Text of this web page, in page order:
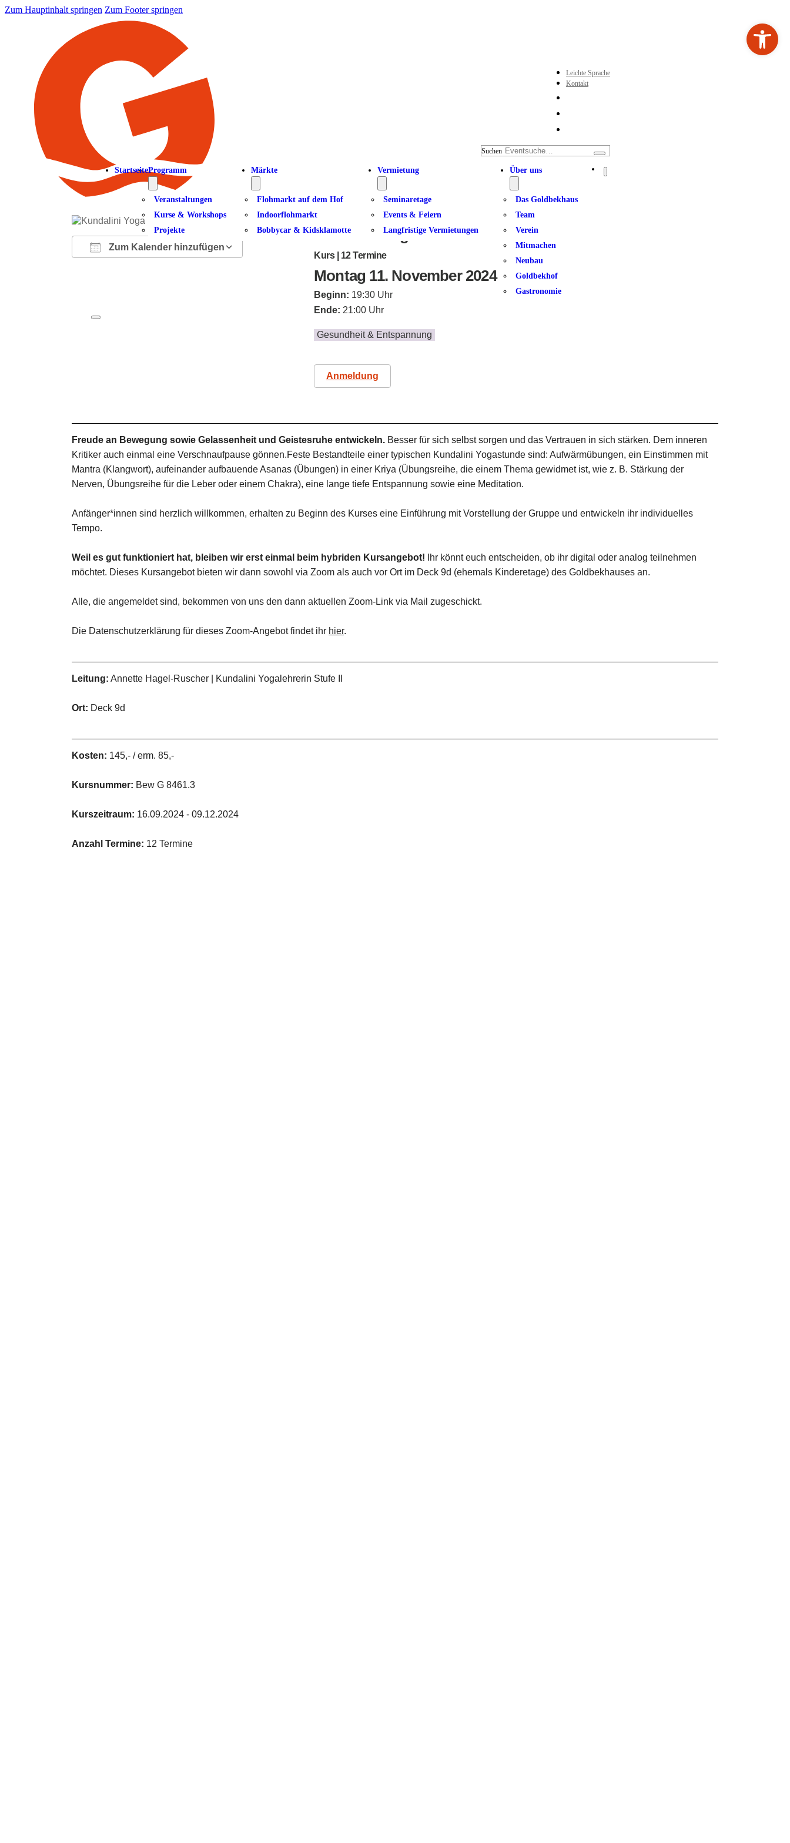
Zum Hauptinhalt springen Zum Footer springen
Leichte Sprache
Kontakt
Suchen
StartseiteProgramm
Veranstaltungen
Kurse & Workshops
Projekte
Märkte
Flohmarkt auf dem Hof
Indoorflohmarkt
Bobbycar & Kidsklamotte
Vermietung
Seminaretage
Events & Feiern
Langfristige Vermietungen
Über uns
Das Goldbekhaus
Team
Verein
Mitmachen
Neubau
Goldbekhof
Gastronomie
Zum Kalender hinzufügen
Kundalini Yoga II
Kurs | 12 Termine
Montag 11. November 2024
Beginn: 19:30 Uhr
Ende: 21:00 Uhr
Gesundheit & Entspannung
Anmeldung
Freude an Bewegung sowie Gelassenheit und Geistesruhe entwickeln. Besser für sich selbst sorgen und das Vertrauen in sich stärken. Dem inneren
Kritiker auch einmal eine Verschnaufpause gönnen.Feste Bestandteile einer typischen Kundalini Yogastunde sind: Aufwärmübungen, ein Einstimmen mit
Mantra (Klangwort), aufeinander aufbauende Asanas (Übungen) in einer Kriya (Übungsreihe, die einem Thema gewidmet ist, wie z. B. Stärkung der
Nerven, Übungsreihe für die Leber oder einem Chakra), eine lange tiefe Entspannung sowie eine Meditation.
Anfänger*innen sind herzlich willkommen, erhalten zu Beginn des Kurses eine Einführung mit Vorstellung der Gruppe und entwickeln ihr individuelles
Tempo.
Weil es gut funktioniert hat, bleiben wir erst einmal beim hybriden Kursangebot!
Ihr könnt euch entscheiden, ob ihr digital oder analog teilnehmen
möchtet. Dieses Kursangebot bieten wir dann sowohl via Zoom als auch vor Ort im Deck 9d (ehemals Kinderetage) des Goldbekhauses an.
Alle, die angemeldet sind, bekommen von uns den dann aktuellen Zoom-Link via Mail zugeschickt.
Die Datenschutzerklärung für dieses Zoom-Angebot findet ihr hier.
Leitung: Annette Hagel-Ruscher | Kundalini Yogalehrerin Stufe II
Ort: Deck 9d
Kosten: 145,- / erm. 85,-
Kursnummer: Bew G 8461.3
Kurszeitraum: 16.09.2024 - 09.12.2024
Anzahl Termine: 12 Termine